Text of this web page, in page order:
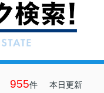
955件 本日更新